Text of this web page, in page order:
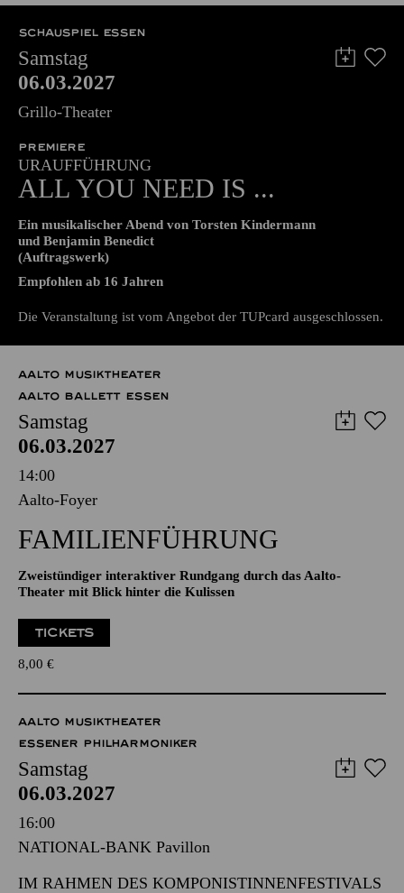
Samstag
06.03.2027
Grillo-Theater
URAUFFÜHRUNG
ALL YOU NEED IS ...
Ein musikalischer Abend von Torsten Kindermann
und Benjamin Benedict
Empfohlen ab 16 Jahren
Die Veranstaltung ist vom Angebot der TUPcard ausgeschlossen.
AALTO MUSIKTHEATER
AALTO BALLETT ESSEN
Samstag
06.03.2027
14:00
Aalto-Foyer
FAMILIENFÜHRUNG
Zweistündiger interaktiver Rundgang durch das Aalto-
Theater mit Blick hinter die Kulissen
TICKETS
AALTO MUSIKTHEATER
ESSENER PHILHARMONIKER
Samstag
06.03.2027
16:00
NATIONAL-BANK Pavillon
IM RAHMEN DES KOMPONISTINNENFESTIVALS
HER:VOICE
REVOLUTION UND KUNST